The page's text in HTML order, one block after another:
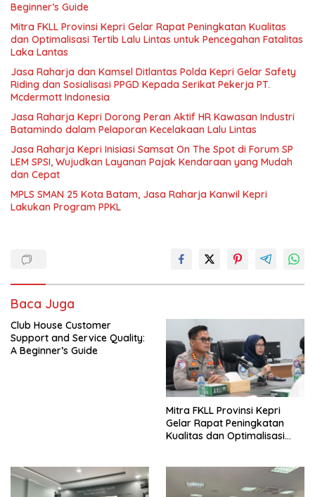
Beginner’s Guide
Mitra FKLL Provinsi Kepri Gelar Rapat Peningkatan Kualitas
dan Optimalisasi Tertib Lalu Lintas untuk Pencegahan Fatalitas
Laka Lantas
Jasa Raharja dan Kamsel Ditlantas Polda Kepri Gelar Safety
Riding dan Sosialisasi PPGD Kepada Serikat Pekerja PT.
Mcdermott Indonesia
Jasa Raharja Kepri Dorong Peran Aktif HR Kawasan Industri
Batamindo dalam Pelaporan Kecelakaan Lalu Lintas
Jasa Raharja Kepri Inisiasi Samsat On The Spot di Forum SP
LEM SPSI, Wujudkan Layanan Pajak Kendaraan yang Mudah
dan Cepat
MPLS SMAN 25 Kota Batam, Jasa Raharja Kanwil Kepri
Lakukan Program PPKL
Baca Juga
Club House Customer
Support and Service Quality:
A Beginner’s Guide
Mitra FKLL Provinsi Kepri
Gelar Rapat Peningkatan
Kualitas dan Optimalisasi